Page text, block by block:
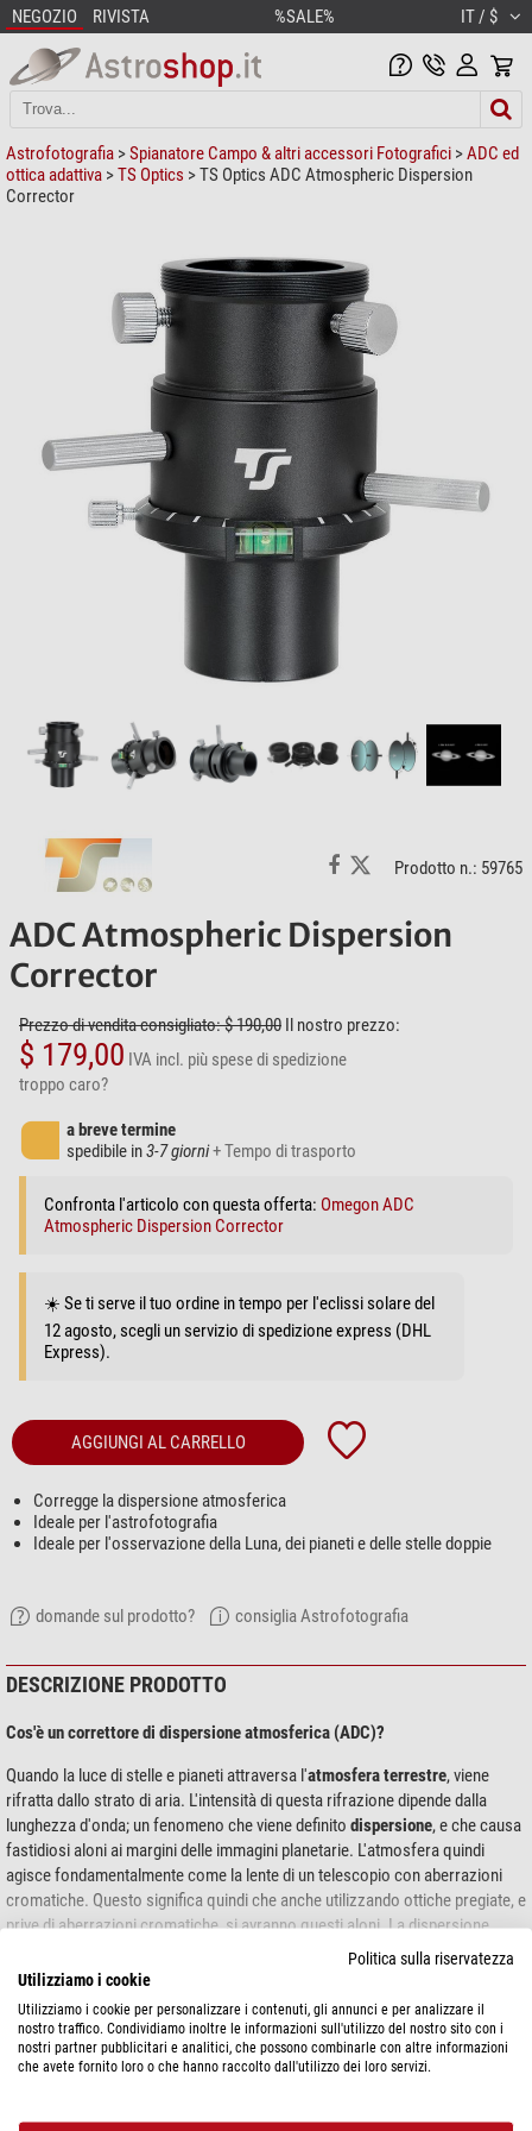
NEGOZIO RIVISTA %SALE% IT / $
Astrofotografia >Spianatore Campo & altri accessori Fotografici >ADC ed
ottica adattiva >TS Optics > TS Optics ADC Atmospheric Dispersion
Corrector
Prodotto n.: 59765
ADC Atmospheric Dispersion
Corrector
Prezzo di vendita consigliato: $ 190,00 Il nostro prezzo:
$ 179,00 IVA incl. più spese di spedizione
troppo caro?
a breve termine
spedibile in3-7 giorni+ Tempo di trasporto
Confronta l'articolo con questa offerta: Omegon ADC
Atmospheric Dispersion Corrector
☀️ Se ti serve il tuo ordine in tempo per l'eclissi solare del
12 agosto, scegli un servizio di spedizione express (DHL
Express).
AGGIUNGI AL CARRELLO
Corregge la dispersione atmosferica
Ideale per l'astrofotografia
Ideale per l'osservazione della Luna, dei pianeti e delle stelle doppie
domande sul prodotto? consiglia Astrofotografia
DESCRIZIONE PRODOTTO
Cos'è un correttore di dispersione atmosferica (ADC)?
Quando la luce di stelle e pianeti attraversa l'atmosfera terrestre, viene
rifratta dallo strato di aria. L'intensità di questa rifrazione dipende dalla
lunghezza d'onda; un fenomeno che viene definito dispersione, e che causa
fastidiosi aloni ai margini delle immagini planetarie. L'atmosfera quindi
agisce fondamentalmente come la lente di un telescopio con aberrazioni
cromatiche. Questo significa quindi che anche utilizzando ottiche pregiate, e
prive di aberrazioni cromatiche, si avranno questi aloni. La dispersione
dell'atmosfera terrestre infatti non può essere corretta dall'ottica del vostro
telescopio. Qui entra in gioco il piccolo dispositivo ADC: consiste, in
sostanza, in due prismi ruotabili in vetro silicato. I prismi generano per così
dire una propria aberrazione cromatica, che compensa quella della
dispersione terrestre. L'ADCcorreggecosì questo fastidioso fenomeno.
La posizione dei prismi è regolabile tramite una piccola slitta.
mostra di più...
SPECIFICHE
Politica sulla riservatezza
Utilizziamo i cookie
Utilizziamo i cookie per personalizzare i contenuti, gli annunci e per analizzare il
nostro traffico. Condividiamo inoltre le informazioni sull'utilizzo del nostro sito con i
nostri partner pubblicitari e analitici, che possono combinarle con altre informazioni
che avete fornito loro o che hanno raccolto dall'utilizzo dei loro servizi.